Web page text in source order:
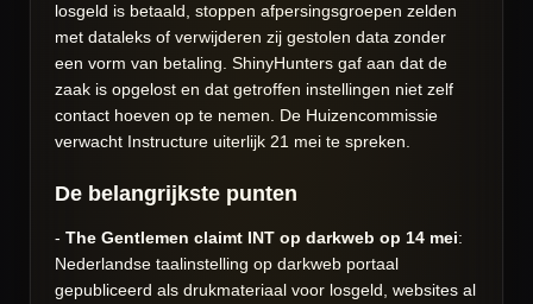
losgeld is betaald, stoppen afpersingsgroepen zelden
met dataleks of verwijderen zij gestolen data zonder
een vorm van betaling. ShinyHunters gaf aan dat de
zaak is opgelost en dat getroffen instellingen niet zelf
contact hoeven op te nemen. De Huizencommissie
verwacht Instructure uiterlijk 21 mei te spreken.
De belangrijkste punten
- The Gentlemen claimt INT op darkweb op 14 mei:
Nederlandse taalinstelling op darkweb portaal
gepubliceerd als drukmateriaal voor losgeld, websites al